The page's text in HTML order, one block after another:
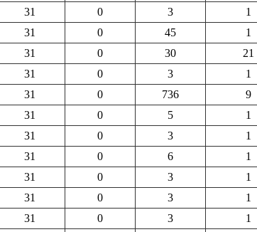
31 0 3 1
31 0 45 1
31 0 30 21
31 0 3 1
31 0 736 9
31 0 5 1
31 0 3 1
31 0 6 1
31 0 3 1
31 0 3 1
31 0 3 1